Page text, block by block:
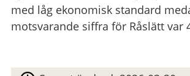
med låg ekonomisk standard
motsvarande siffra för Råslätt var